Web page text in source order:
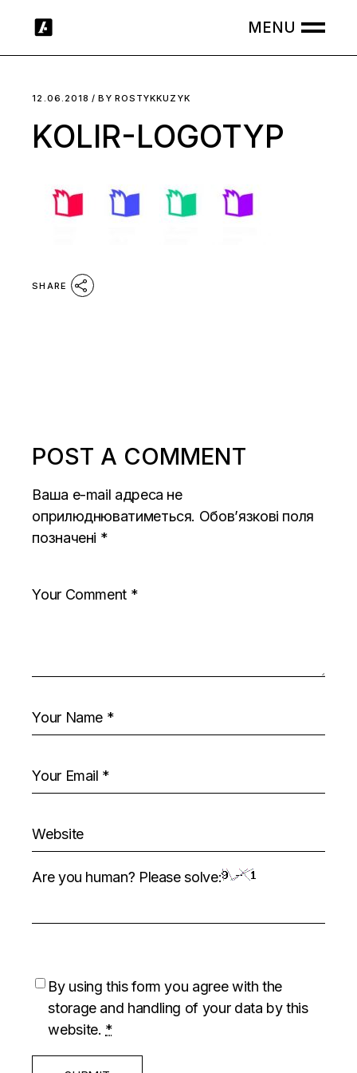
12.06.2018 BY ROSTYKKUZYK
KOLIR-LOGOTYP
SHARE
POST A COMMENT
Ваша e-mail адреса не
оприлюднюватиметься. Обов’язкові поля
позначені *
Are you human? Please solve:
By using this form you agree with the
storage and handling of your data by this
website. *